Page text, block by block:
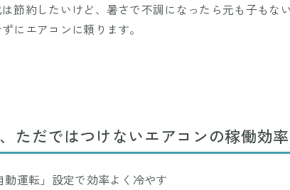
節約したいけど、暑さで不調になったら元も子もな
にエアコンに頼ります。
ただではつけないエアコンの稼働効
運転」設定で効率よく冷やす